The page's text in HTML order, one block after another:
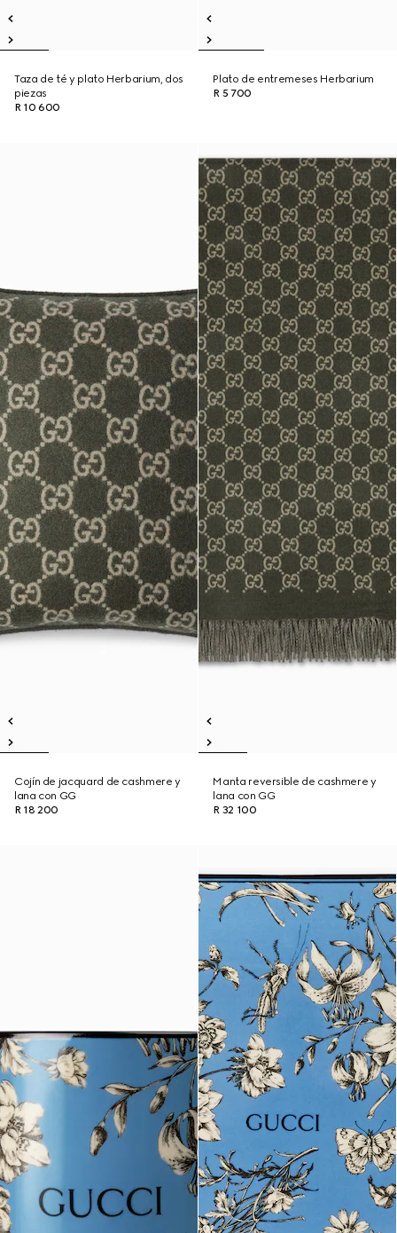
Taza de té y plato Herbarium, dos
piezas
R 10 600
Plato de entremeses Herbarium
R 5 700
Cojín de jacquard de cashmere y
lana con GG
R 18 200
Manta reversible de cashmere y
lana con GG
R 32 100